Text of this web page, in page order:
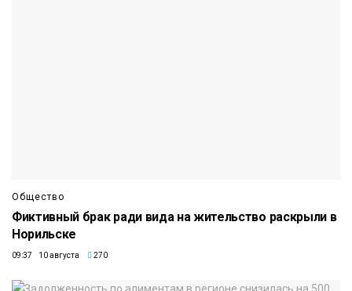
Общество
Фиктивный брак ради вида на жительство раскрыли в
Норильске
09:37 10 августа 270